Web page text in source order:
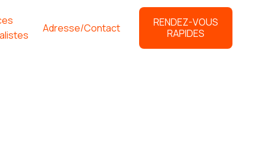
Adresse/Contact
RENDEZ-VOUS
RAPIDES